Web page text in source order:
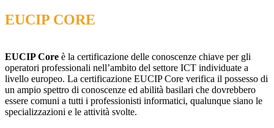
EUCIP CORE
EUCIP Core è la certificazione delle conoscenze chiave per gli
operatori professionali nell’ambito del settore ICT individuate a
livello europeo. La certificazione EUCIP Core verifica il possesso di
un ampio spettro di conoscenze ed abilità basilari che dovrebbero
essere comuni a tutti i professionisti informatici, qualunque siano le
specializzazioni e le attività svolte.